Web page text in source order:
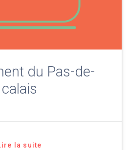
du Pas-de-
calais
la suite